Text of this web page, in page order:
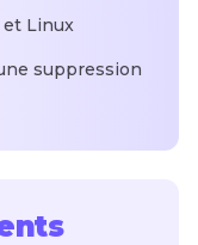
et Linux
suppression